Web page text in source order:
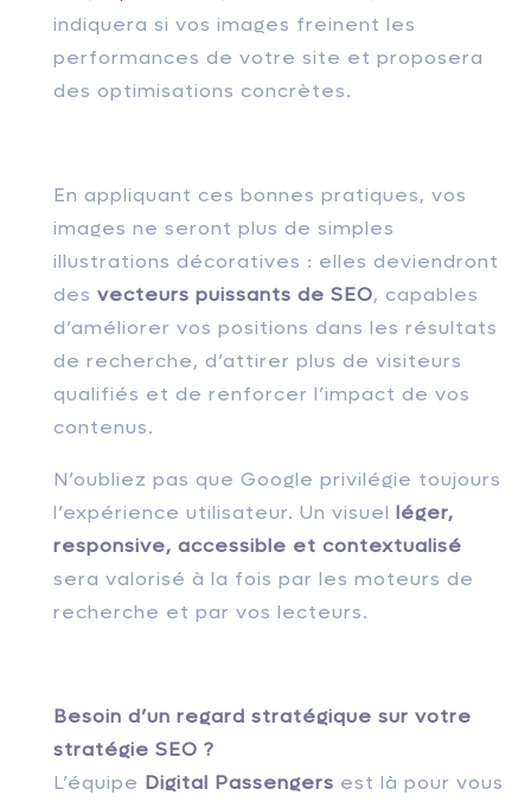
indiquera si vos images freinent les
performances de votre site et proposera
des optimisations concrètes.
En appliquant ces bonnes pratiques, vos
images ne seront plus de simples
illustrations décoratives : elles deviendront
des vecteurs puissants de SEO, capables
d’améliorer vos positions dans les résultats
de recherche, d’attirer plus de visiteurs
qualifiés et de renforcer l’impact de vos
contenus.
N’oubliez pas que Google privilégie toujours
l’expérience utilisateur. Un visuel léger,
responsive, accessible et contextualisé
sera valorisé à la fois par les moteurs de
recherche et par vos lecteurs.
Besoin d’un regard stratégique sur votre
stratégie SEO ?
L’équipe Digital Passengers est là pour vous